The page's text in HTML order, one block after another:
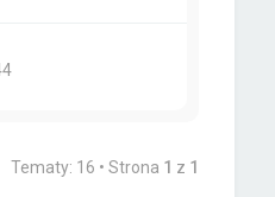
Tematy: 16 • Strona 1 z 1